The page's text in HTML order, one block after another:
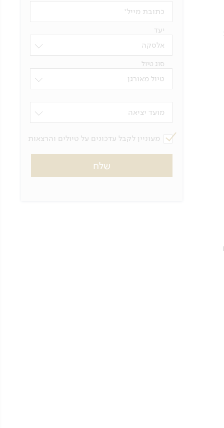
כתובת מייל
יעד
אלסקה
סוג טיול
טיול מאורגן
מועד יציאה
מעוניין לקבל עדכונים על טיולים והרצאות